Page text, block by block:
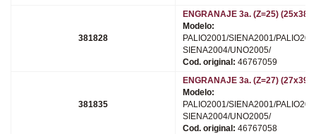
381828
ENGRANAJE 3a. (Z=25) (25x38)
Modelo:
PALIO2001/SIENA2001/
SIENA2004/UNO2005/
Cod. original: 46767059
381835
ENGRANAJE 3a. (Z=27) (27x39)
Modelo:
PALIO2001/SIENA2001/
SIENA2004/UNO2005/
Cod. original: 46767058